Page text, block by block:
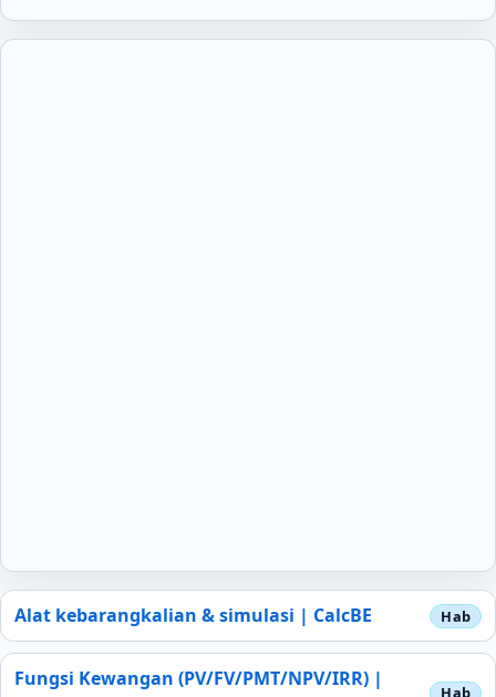
Alat kebarangkalian & simulasi | CalcBE
Fungsi Kewangan (PV/FV/PMT/NPV/IRR) |